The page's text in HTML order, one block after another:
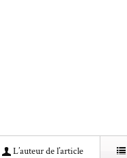
L’au­teur de l’article